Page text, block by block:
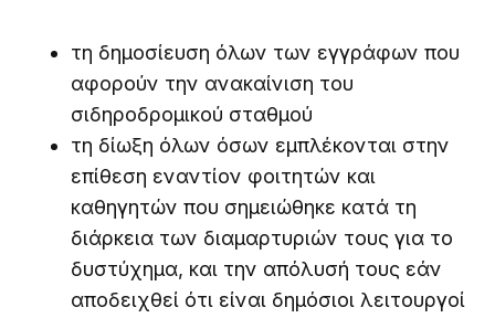
τη δημοσίευση όλων των εγγράφων που
αφορούν την ανακαίνιση του
σιδηροδρομικού σταθμού
τη δίωξη όλων όσων εμπλέκονται στην
επίθεση εναντίον φοιτητών και
καθηγητών που σημειώθηκε κατά τη
διάρκεια των διαμαρτυριών τους για το
δυστύχημα, και την απόλυσή τους εάν
αποδειχθεί ότι είναι δημόσιοι λειτουργοί